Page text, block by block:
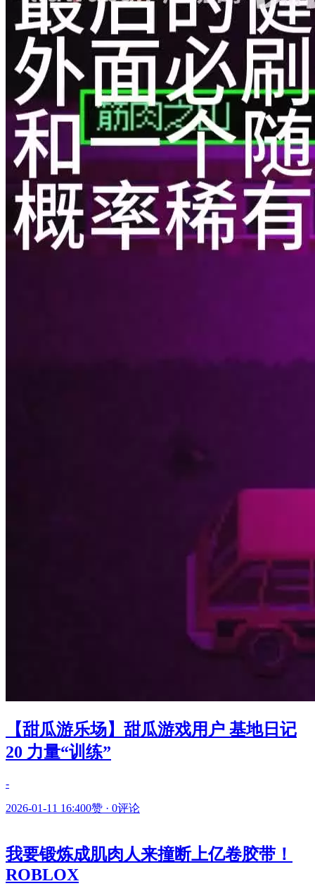
【甜瓜游乐场】甜瓜游戏用户 基地日记
20 力量“训练”
-
2026-01-11 16:400赞 · 0评论
我要锻炼成肌肉人来撞断上亿卷胶带！
ROBLOX